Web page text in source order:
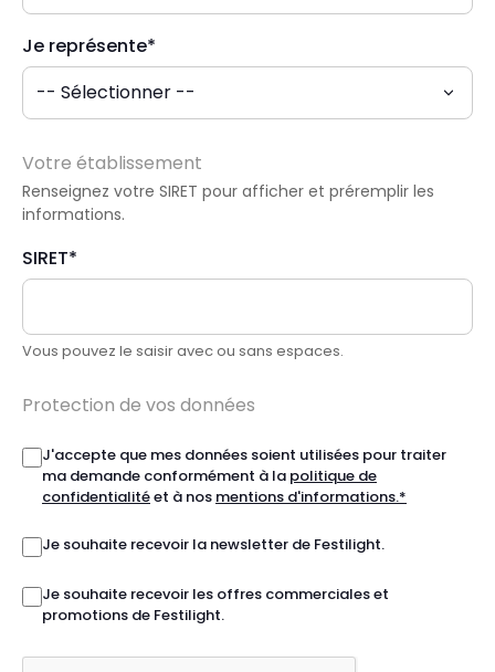
Je représente*
Votre établissement
Renseignez votre SIRET pour afficher et préremplir les
informations.
SIRET*
Vous pouvez le saisir avec ou sans espaces.
Protection de vos données
J'accepte que mes données soient utilisées pour traiter
ma demande conformément à la politique de
confidentialitéet à nos mentions d'informations.*
Je souhaite recevoir la newsletter de Festilight.
Je souhaite recevoir les offres commerciales et
promotions de Festilight.